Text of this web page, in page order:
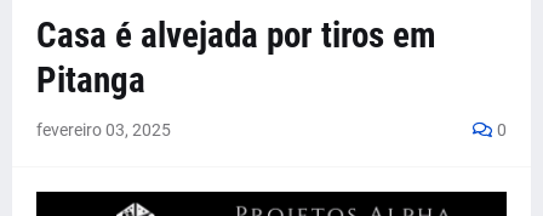
Casa é alvejada por tiros em
Pitanga
fevereiro 03, 2025 0